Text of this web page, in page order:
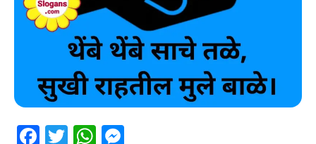
Facebook
TwitterWhatsApp